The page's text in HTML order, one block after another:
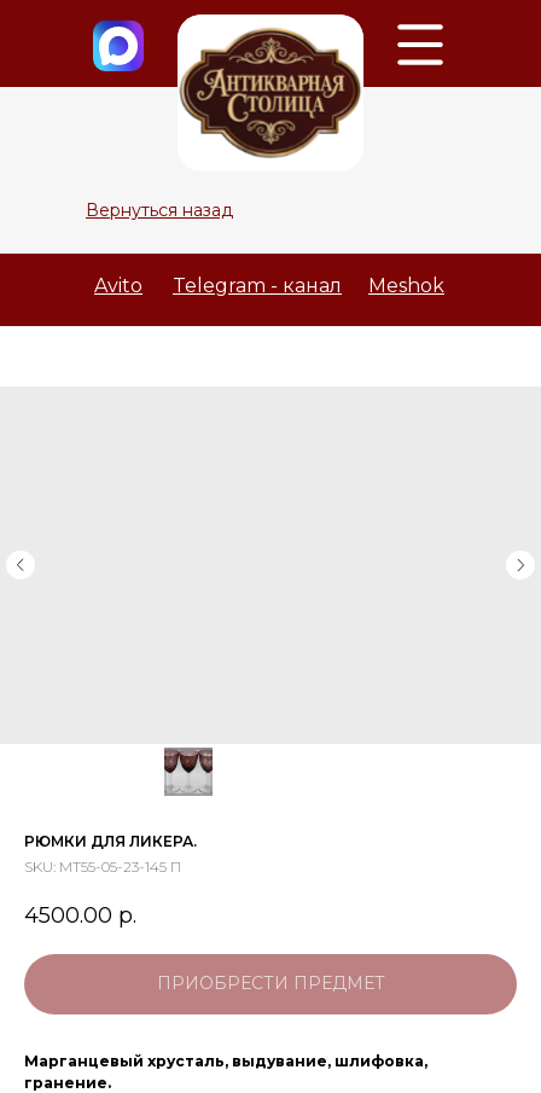
Вернуться назад
Meshok
Avito Telegram - канал
РЮМКИ ДЛЯ ЛИКЕРА.
SKU: МТ55-05-23-145 П
4500.00 р.
ПРИОБРЕСТИ ПРЕДМЕТ
Марганцевый хрусталь, выдувание, шлифовка,
гранение.